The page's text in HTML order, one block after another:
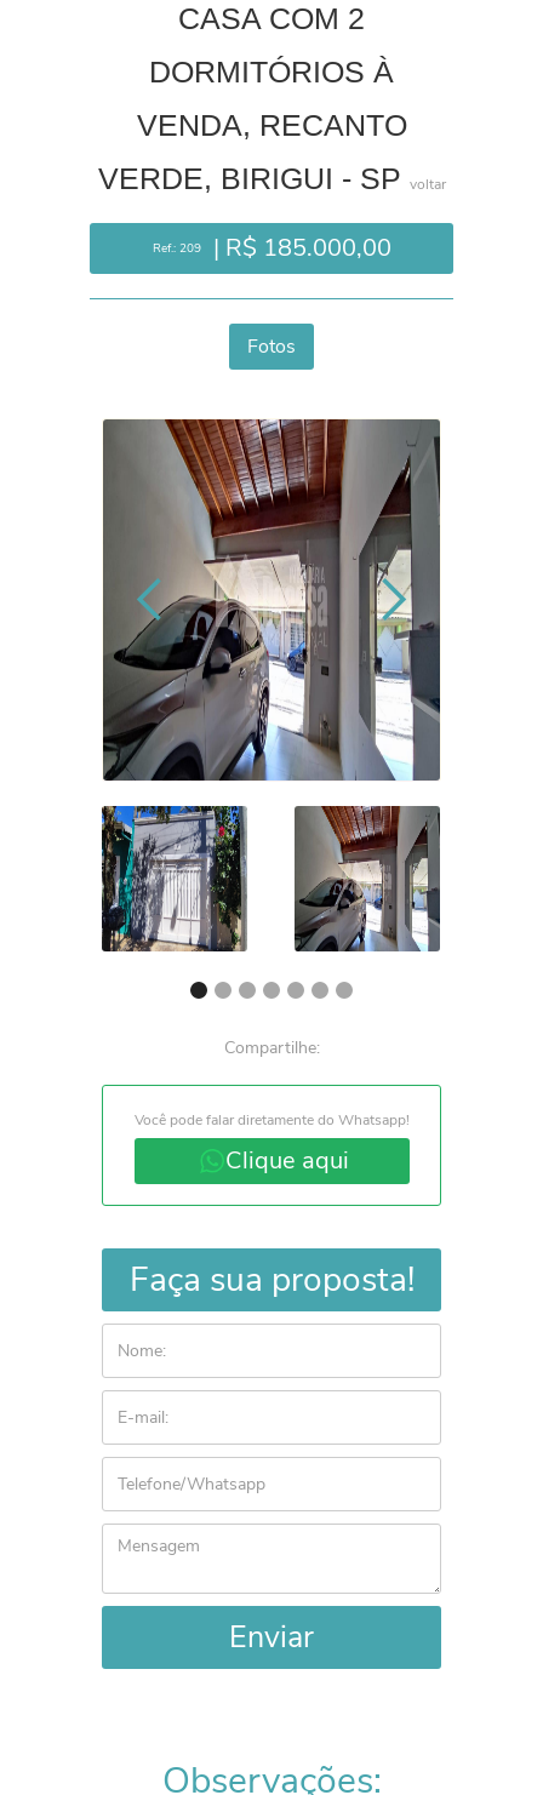
CASA COM 2
DORMITÓRIOS À
VENDA, RECANTO
VERDE, BIRIGUI - SP voltar
Ref.: 209 | R$ 185.000,00
Fotos
Compartilhe:
Você pode falar diretamente do Whatsapp!
Clique aqui
Faça sua proposta!
Enviar
Observações: